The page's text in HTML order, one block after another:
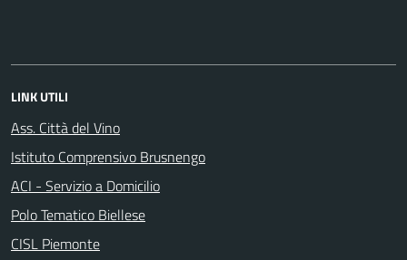
LINK UTILI
Ass. Città del Vino
Istituto Comprensivo Brusnengo
ACI - Servizio a Domicilio
Polo Tematico Biellese
CISL Piemonte